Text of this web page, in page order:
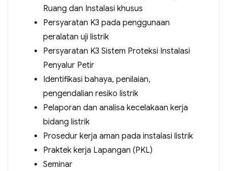
Ruang dan Instalasi khusus
Persyaratan K3 pada penggunaan
peralatan uji listrik
Persyaratan K3 Sistem Proteksi Instalasi
Penyalur Petir
Identifikasi bahaya, penilaian,
pengendalian resiko listrik
Pelaporan dan analisa kecelakaan kerja
bidang listrik
Prosedur kerja aman pada instalasi listrik
Praktek kerja Lapangan (PKL)
Seminar